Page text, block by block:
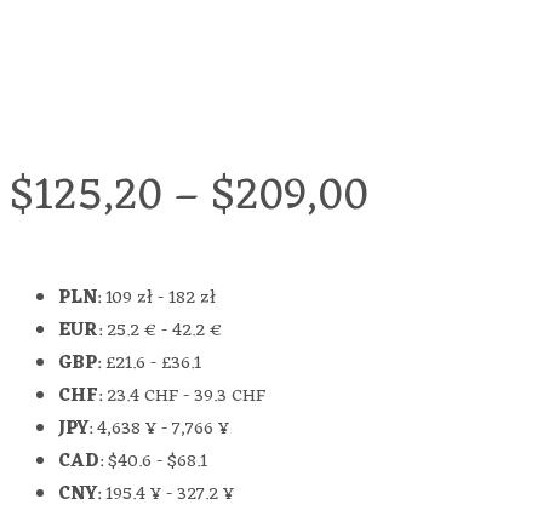
$125,20–$209,00
PLN:109 zł-182 zł
EUR:25.2 €-42.2 €
GBP:£21.6-£36.1
CHF:23.4 CHF-39.3 CHF
JPY:4,638 ¥-7,766 ¥
CAD:$40.6-$68.1
CNY:195.4 ¥-327.2 ¥